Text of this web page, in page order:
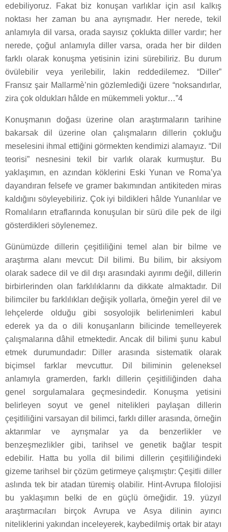
edebiliyoruz. Fakat biz konuşan varlıklar için asıl kalkış
noktası her zaman bu ana ayrışmadır. Her nerede, tekil
anlamıyla dil varsa, orada sayısız çoklukta diller vardır; her
nerede, çoğul anlamıyla diller varsa, orada her bir dilden
farklı olarak konuşma yetisinin izini sürebiliriz. Bu durum
övülebilir veya yerilebilir, lakin reddedilemez. “Diller”
Fransız şair Mallarmè’nin gözlemlediği üzere “noksandırlar,
zira çok oldukları hâlde en mükemmeli yoktur…”4
Konuşmanın doğası üzerine olan araştırmaların tarihine
bakarsak dil üzerine olan çalışmaların dillerin çokluğu
meselesini ihmal ettiğini görmekten kendimizi alamayız. “Dil
teorisi” nesnesini tekil bir varlık olarak kurmuştur. Bu
yaklaşımın, en azından köklerini Eski Yunan ve Roma’ya
dayandıran felsefe ve gramer bakımından antikiteden miras
kaldığını söyleyebiliriz. Çok iyi bildikleri hâlde Yunanlılar ve
Romalıların etraflarında konuşulan bir sürü dile pek de ilgi
gösterdikleri söylenemez.
Günümüzde dillerin çeşitliliğini temel alan bir bilme ve
araştırma alanı mevcut: Dil bilimi. Bu bilim, bir aksiyom
olarak sadece dil ve dil dışı arasındaki ayırımı değil, dillerin
birbirlerinden olan farklılıklarını da dikkate almaktadır. Dil
bilimciler bu farklılıkları değişik yollarla, örneğin yerel dil ve
lehçelerde olduğu gibi sosyolojik belirlenimleri kabul
ederek ya da o dili konuşanların bilicinde temelleyerek
çalışmalarına dâhil etmektedir. Ancak dil bilimi şunu kabul
etmek durumundadır: Diller arasında sistematik olarak
biçimsel farklar mevcuttur. Dil biliminin geleneksel
anlamıyla gramerden, farklı dillerin çeşitliliğinden daha
genel sorgulamalara geçmesindedir. Konuşma yetisini
belirleyen soyut ve genel nitelikleri paylaşan dillerin
çeşitliliğini varsayan dil bilimci, farklı diller arasında, örneğin
aktarımlar ve ayrışmalar ya da benzerlikler ve
benzeşmezlikler gibi, tarihsel ve genetik bağlar tespit
edebilir. Hatta bu yolla dil bilimi dillerin çeşitliliğindeki
gizeme tarihsel bir çözüm getirmeye çalışmıştır: Çeşitli diller
aslında tek bir atadan türemiş olabilir. Hint-Avrupa filolojisi
bu yaklaşımın belki de en güçlü örneğidir. 19. yüzyıl
araştırmacıları birçok Avrupa ve Asya dilinin ayırıcı
niteliklerini yakından inceleyerek, kaybedilmiş ortak bir atayı